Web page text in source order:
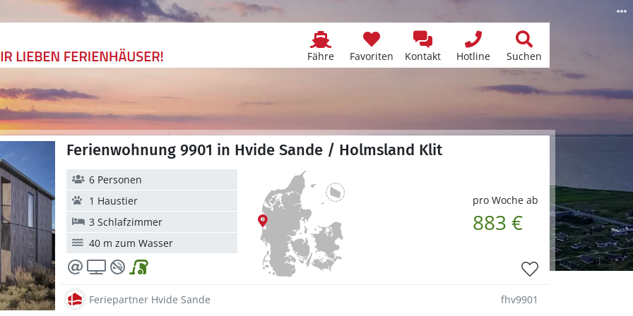
Fähre Favoriten Kontakt Hotline Suchen
Ferienwohnung 9901 in Hvide Sande / Holmsland Klit
pro Woche ab
883 €
6 Personen
1 Haustier
3 Schlafzimmer
40 m zum Wasser
Feriepartner Hvide Sande fhv9901